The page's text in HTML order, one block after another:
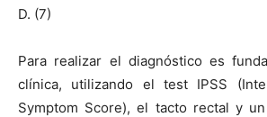
D. (7)
Para realizar el diagnóstico es
clínica, utilizando el test IPSS
Symptom Score), el tacto rectal y